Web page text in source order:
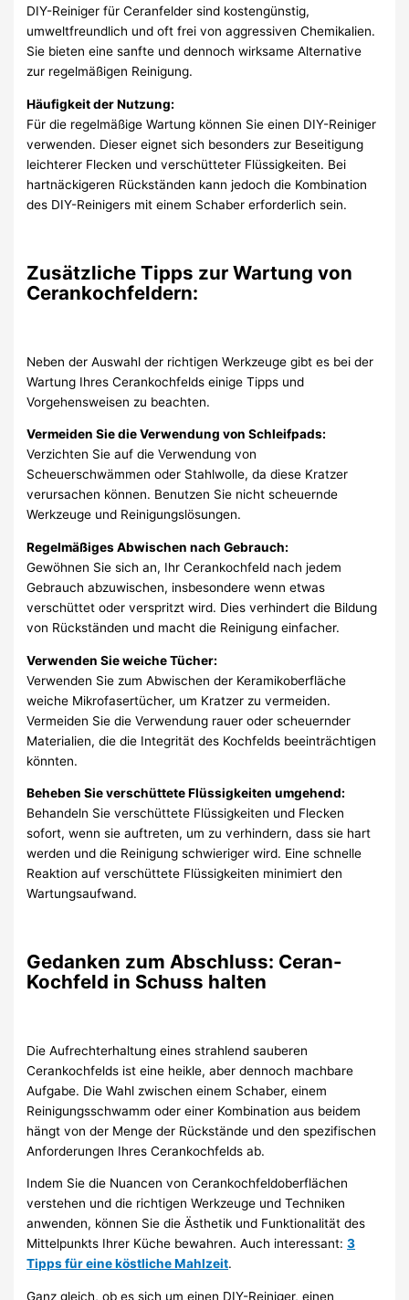
DIY-Reiniger für Ceranfelder sind kostengünstig,
umweltfreundlich und oft frei von aggressiven Chemikalien.
Sie bieten eine sanfte und dennoch wirksame Alternative
zur regelmäßigen Reinigung.
Häufigkeit der Nutzung:
Für die regelmäßige Wartung können Sie einen DIY-Reiniger
verwenden. Dieser eignet sich besonders zur Beseitigung
leichterer Flecken und verschütteter Flüssigkeiten. Bei
hartnäckigeren Rückständen kann jedoch die Kombination
des DIY-Reinigers mit einem Schaber erforderlich sein.
Zusätzliche Tipps zur Wartung von
Cerankochfeldern:
Neben der Auswahl der richtigen Werkzeuge gibt es bei der
Wartung Ihres Cerankochfelds einige Tipps und
Vorgehensweisen zu beachten.
Vermeiden Sie die Verwendung von Schleifpads:
Verzichten Sie auf die Verwendung von
Scheuerschwämmen oder Stahlwolle, da diese Kratzer
verursachen können. Benutzen Sie nicht scheuernde
Werkzeuge und Reinigungslösungen.
Regelmäßiges Abwischen nach Gebrauch:
Gewöhnen Sie sich an, Ihr Cerankochfeld nach jedem
Gebrauch abzuwischen, insbesondere wenn etwas
verschüttet oder verspritzt wird. Dies verhindert die Bildung
von Rückständen und macht die Reinigung einfacher.
Verwenden Sie weiche Tücher:
Verwenden Sie zum Abwischen der Keramikoberfläche
weiche Mikrofasertücher, um Kratzer zu vermeiden.
Vermeiden Sie die Verwendung rauer oder scheuernder
Materialien, die die Integrität des Kochfelds beeinträchtigen
könnten.
Beheben Sie verschüttete Flüssigkeiten umgehend:
Behandeln Sie verschüttete Flüssigkeiten und Flecken
sofort, wenn sie auftreten, um zu verhindern, dass sie hart
werden und die Reinigung schwieriger wird. Eine schnelle
Reaktion auf verschüttete Flüssigkeiten minimiert den
Wartungsaufwand.
Gedanken zum Abschluss: Ceran-
Kochfeld in Schuss halten
Die Aufrechterhaltung eines strahlend sauberen
Cerankochfelds ist eine heikle, aber dennoch machbare
Aufgabe. Die Wahl zwischen einem Schaber, einem
Reinigungsschwamm oder einer Kombination aus beidem
hängt von der Menge der Rückstände und den spezifischen
Anforderungen Ihres Cerankochfelds ab.
Indem Sie die Nuancen von Cerankochfeldoberflächen
verstehen und die richtigen Werkzeuge und Techniken
anwenden, können Sie die Ästhetik und Funktionalität des
Mittelpunkts Ihrer Küche bewahren. Auch interessant:3
Tipps für eine köstliche Mahlzeit.
Ganz gleich, ob es sich um einen DIY-Reiniger, einen